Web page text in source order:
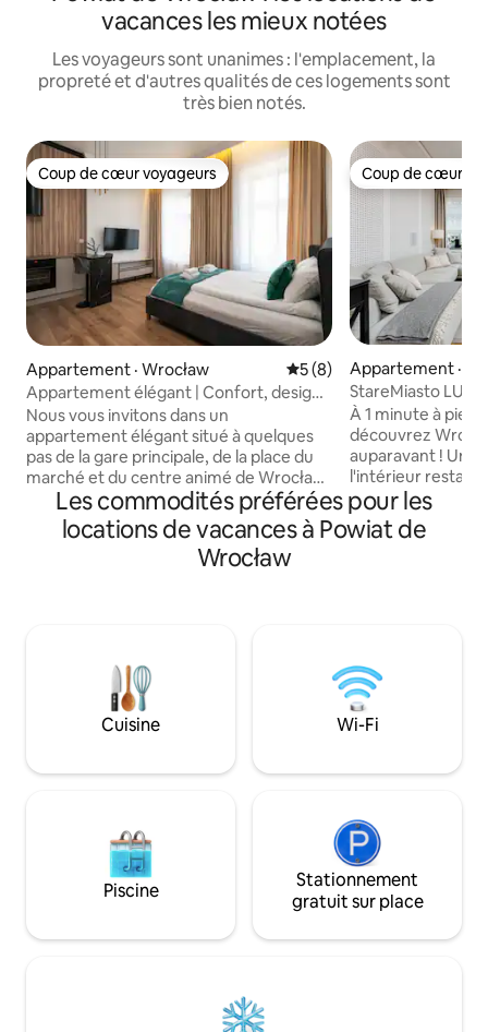
vacances les mieux notées
Les voyageurs sont unanimes : l'emplacement, la
propreté et d'autres qualités de ces logements sont
très bien notés.
Coup de cœur voyageurs
Coup de cœur voyageurs
Appartement · Wrocław Note moyenne de 5 sur 5,
5 (8)
Appartement élégant | Confort, design
et emplacement
Nous vous invitons dans un
appartement élégant situé à quelques
pas de la gare principale, de la place du
marché et du centre animé de Wrocław!
Choix parfait pour un séjour touristique
ou une escapade de fin de semaine.
Appartement Un studio moderne et
entièrement équipé. Un lit confortable
À proximité, il y a de nombreux
restaurants, cafés, magasins et
attractions touristiques
Coup de cœur
Coup de cœur
Appartement ·
StareMiasto LUX
À 1 minute à pied
découvrez
auparavant ! Un espace incroyable où
l'intérieur
19e siècle se
fonctionnalité.
lumineux, situé
acoustique au
salon, inspirée du
Les commodités préférées pour les
locations de vacances à Powiat de
Wrocław
Cuisine Wi-Fi
Piscine
Stationnement
gratuit sur place